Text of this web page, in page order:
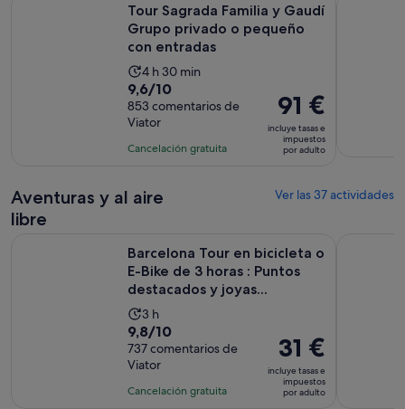
Tour Sagrada Familia y Gaudí
Grupo privado o pequeño
con entradas
La
duración
de
la
actividad
4 horas
4 h 30 min
9.6
sobre
10
con
9,6/10
853 comentarios de
Viator
Cancelación gratuita
El
precio
es
de
por
91 €
incluye tasas e
impuestos
por adulto
Aventuras y al aire
libre
Ver las 37 actividades
Barcelona Tour en bicicleta o
E-Bike de 3 horas : Puntos
destacados y joyas...
La
duración
de
la
actividad
3 h
9.8
sobre
10
con
9,8/10
737 comentarios de
Viator
Cancelación gratuita
El
precio
es
de
31 €
incluye tasas e
impuestos
por adulto